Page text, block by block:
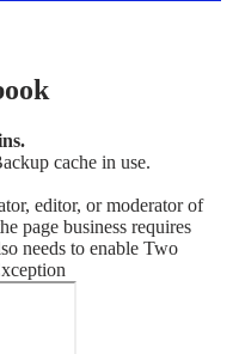
cache in use.
editor, or moderator of
page business requires
needs to enable Two